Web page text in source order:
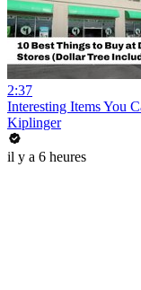
2:37
Interesting Items You
Kiplinger
il y a 6 heures